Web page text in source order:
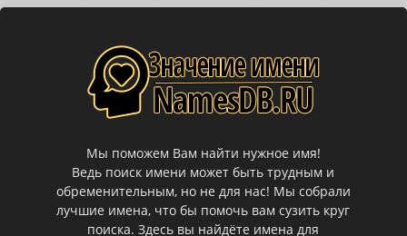
Мы поможем Вам найти нужное имя!
Ведь поиск имени может быть трудным и
обременительным, но не для нас! Мы собрали
лучшие имена, что бы помочь вам сузить круг
поиска. Здесь вы найдёте имена для